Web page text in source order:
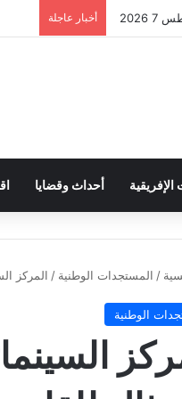
أخبار عاجلة
أحداث وقضايا
/ المستجدات الوطنية / المركز
الوطنية